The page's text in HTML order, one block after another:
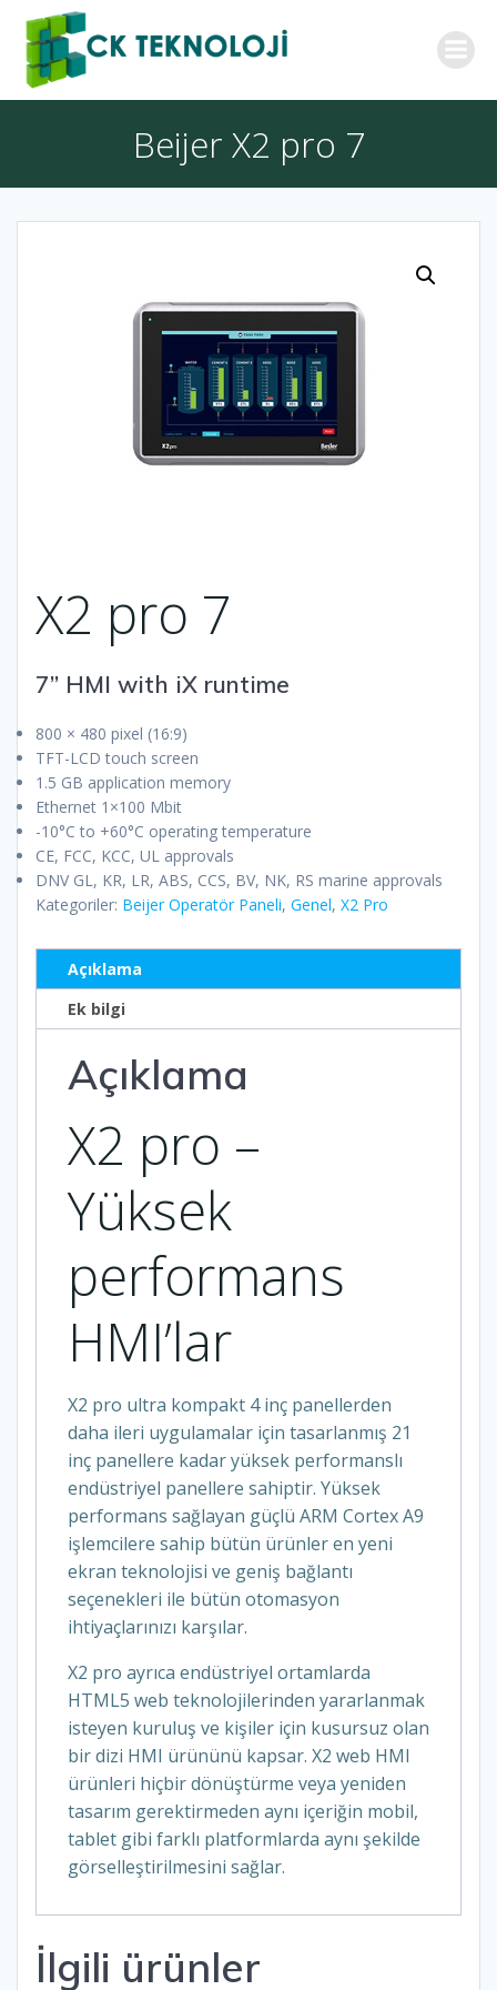
Beijer X2 pro 7
X2 pro 7
7” HMI with iX runtime
800 × 480 pixel (16:9)
TFT-LCD touch screen
1.5 GB application memory
Ethernet 1×100 Mbit
-10°C to +60°C operating temperature
CE, FCC, KCC, UL approvals
DNV GL, KR, LR, ABS, CCS, BV, NK, RS marine approvals
Kategoriler: Beijer Operatör Paneli, Genel, X2 Pro
Açıklama
Ek bilgi
Açıklama
X2 pro –
Yüksek
performans
HMI’lar
X2 pro ultra kompakt 4 inç panellerden
daha ileri uygulamalar için tasarlanmış 21
inç panellere kadar yüksek performanslı
endüstriyel panellere sahiptir. Yüksek
performans sağlayan güçlü ARM Cortex A9
işlemcilere sahip bütün ürünler en yeni
ekran teknolojisi ve geniş bağlantı
seçenekleri ile bütün otomasyon
ihtiyaçlarınızı karşılar.
X2 pro ayrıca endüstriyel ortamlarda
HTML5 web teknolojilerinden yararlanmak
isteyen kuruluş ve kişiler için kusursuz olan
bir dizi HMI ürününü kapsar. X2 web HMI
ürünleri hiçbir dönüştürme veya yeniden
tasarım gerektirmeden aynı içeriğin mobil,
tablet gibi farklı platformlarda aynı şekilde
görselleştirilmesini sağlar.
İlgili ürünler